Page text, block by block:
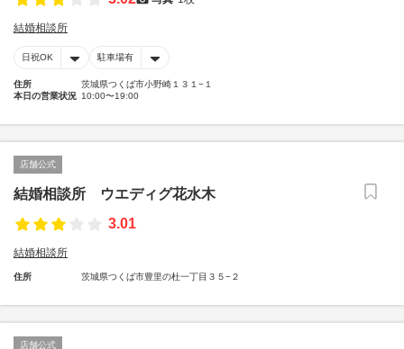
結婚相談所
日祝OK 駐車場有
住所
茨城県つくば市小野崎１３１−１
本日の営業状況 10:00〜19:00
店舗公式
結婚相談所 ウエディグ花水木
3.01
結婚相談所
住所 茨城県つくば市豊里の杜一丁目３５−２
店舗公式